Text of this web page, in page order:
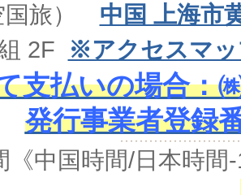
国旅） 中国 上海市
2F
※アクセスマ
支払いの場合：
発行事業者登録
《中国時間/日本時間